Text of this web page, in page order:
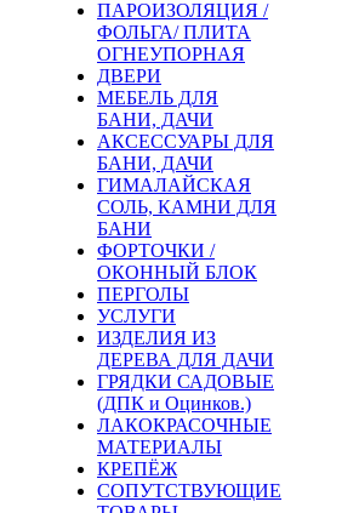
ПАРОИЗОЛЯЦИЯ /
ФОЛЬГА/ ПЛИТА
ОГНЕУПОРНАЯ
ДВЕРИ
МЕБЕЛЬ ДЛЯ
БАНИ, ДАЧИ
АКСЕССУАРЫ ДЛЯ
БАНИ, ДАЧИ
ГИМАЛАЙСКАЯ
СОЛЬ, КАМНИ ДЛЯ
БАНИ
ФОРТОЧКИ /
ОКОННЫЙ БЛОК
ПЕРГОЛЫ
УСЛУГИ
ИЗДЕЛИЯ ИЗ
ДЕРЕВА ДЛЯ ДАЧИ
ГРЯДКИ САДОВЫЕ
(ДПК и Оцинков.)
ЛАКОКРАСОЧНЫЕ
МАТЕРИАЛЫ
КРЕПЁЖ
СОПУТСТВУЮЩИЕ